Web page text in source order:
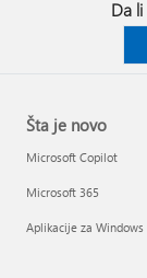
Da
Šta je novo
Microsoft Copilot
Microsoft 365
Aplikacije za Windows